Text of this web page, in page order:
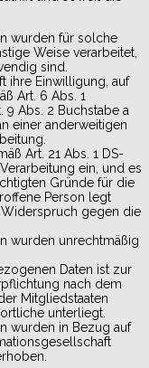
wurden für solche
Weise verarbeitet,
sind.
ihre Einwilligung, auf
Art. 6 Abs. 1
9 Abs. 2 Buchstabe a
einer anderweitigen
Art. 21 Abs. 1 DS-
ein, und es
Gründe für die
Person legt
Widerspruch gegen die
wurden unrechtmäßig
Daten ist zur
nach dem
Mitgliedstaaten
unterliegt.
wurden in Bezug auf